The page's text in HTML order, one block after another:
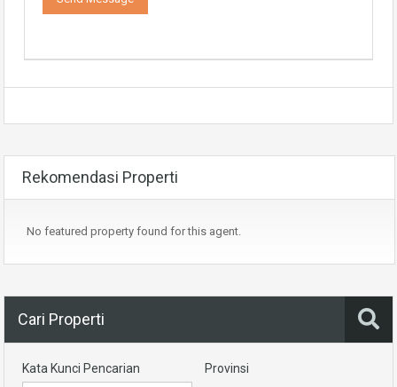
Rekomendasi Properti
No featured property found for this agent.
Cari Properti
Kata Kunci Pencarian Provinsi